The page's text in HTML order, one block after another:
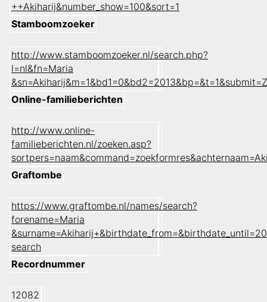
++Akiharij&number_show=100&sort=1
Stamboomzoeker
http://www.stamboomzoeker.nl/search.php?
l=nl&fn=Maria
Online-familieberichten
http://www.online-
familieberichten.nl/zoeken.asp?
Graftombe
https://www.graftombe.nl/names/search?
forename=Maria
search
Recordnummer
12082